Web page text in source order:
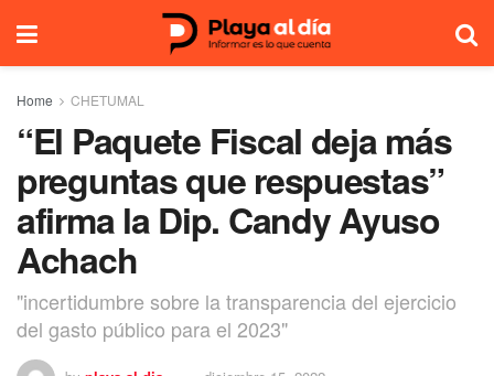
Home CHETUMAL
“El Paquete Fiscal deja más
preguntas que respuestas”
afirma la Dip. Candy Ayuso
Achach
"incertidumbre sobre la transparencia del ejercicio
del gasto público para el 2023"